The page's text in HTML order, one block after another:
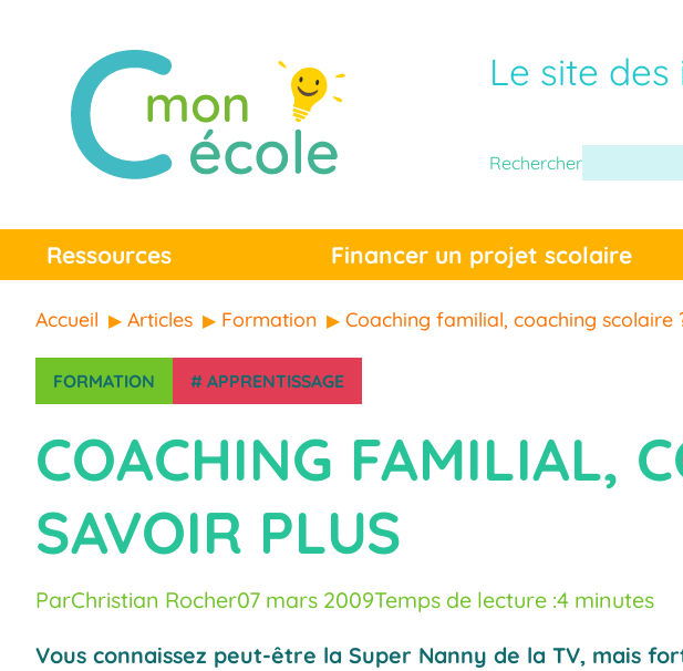
Le site
Rechercher
Ressources Financer un projet scolaire
Accueil Articles Formation Coaching familial, coaching scolaire
FORMATION # APPRENTISSAGE
COACHING FAMILIAL,
SAVOIR PLUS
ParChristian Rocher07 mars 2009Temps de lecture :4 minutes
Vous connaissez peut-être la Super Nanny de la TV, mais